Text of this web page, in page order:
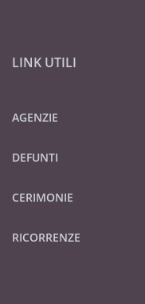
LINK UTILI
AGENZIE
DEFUNTI
CERIMONIE
RICORRENZE